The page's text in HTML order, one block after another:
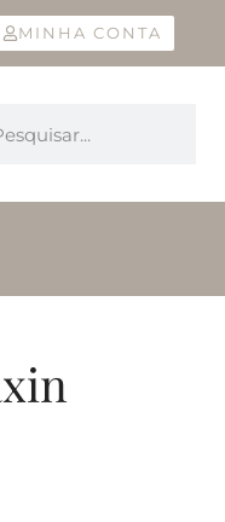
MINHA CONTA